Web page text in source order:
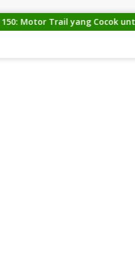
Trail yang Cocok untuk